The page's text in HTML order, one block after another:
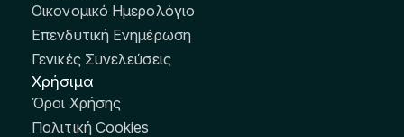
Οικονομικό Ημερολόγιο
Επενδυτική Ενημέρωση
Γενικές Συνελεύσεις
Χρήσιμα
Όροι Χρήσης
Πολιτική Cookies